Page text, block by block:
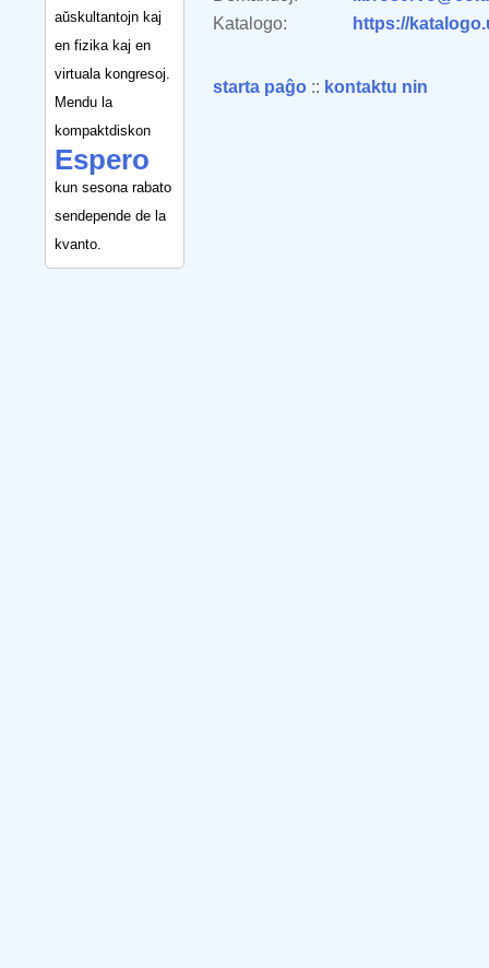
aŭskultantojn kaj
en fizika kaj en
virtuala kongresoj.
Mendu la
kompaktdiskon
Espero
kun sesona rabato
sendepende de la
kvanto.
Katalogo:
https://
starta paĝo :: kontaktu nin